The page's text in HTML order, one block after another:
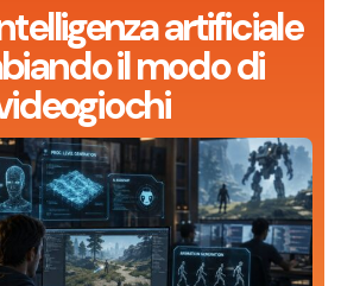
artificiale
il modo di